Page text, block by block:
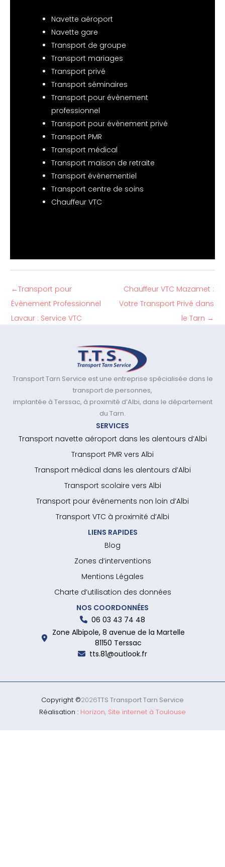
Navette aéroport
Navette gare
Transport de groupe
Transport mariages
Transport privé
Transport séminaires
Transport pour évènement
professionnel
Transport pour évènement privé
Transport PMR
Transport médical
Transport maison de retraite
Transport évènementiel
Transport centre de soins
Chauffeur VTC
←Transport pour
Évènement Professionnel
Lavaur : Service VTC
Chauffeur VTC Mazamet :
Votre Transport Privé dans
le Tarn →
Transport Tarn Service est une entreprise spécialisée dans le
transport de personnes,
implantée à Terssac, à proximité d’Albi, dans le département
du Tarn.
SERVICES
Transport navette aéroport dans les alentours d’Albi
Transport PMR vers Albi
Transport médical dans les alentours d’Albi
Transport scolaire vers Albi
Transport pour événements non loin d’Albi
Transport VTC à proximité d’Albi
LIENS RAPIDES
Blog
Zones d’interventions
Mentions Légales
Charte d’utilisation des données
NOS COORDONNÉES
06 03 43 74 48
Zone Albipole, 8 avenue de la Martelle
81150 Terssac
tts.81@outlook.fr
Copyright ©2026TTS Transport Tarn Service
Réalisation : Horizon, Site internet à Toulouse